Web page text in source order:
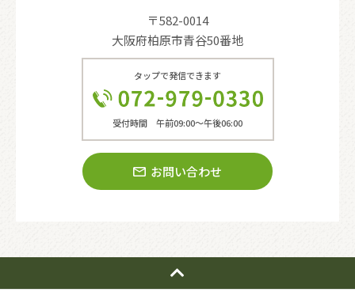
〒582-0014
大阪府柏原市青谷50番地
タップで発信できます
受付時間 午前09:00〜午後06:00
お問い合わせ